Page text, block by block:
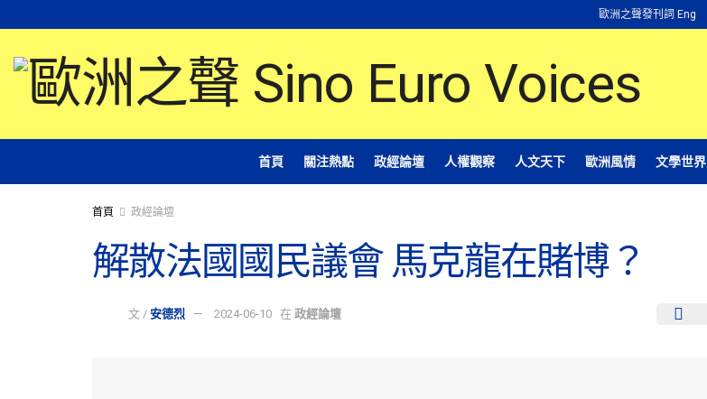
歐洲之聲發刊詞 Eng
首頁 關注熱點 政經論壇 人權觀察 人文天下 歐洲風情 文學世界
首頁 政經論壇
解散法國國民議會 馬克龍在賭博？
文 / 安德烈 2024-06-10 在 政經論壇